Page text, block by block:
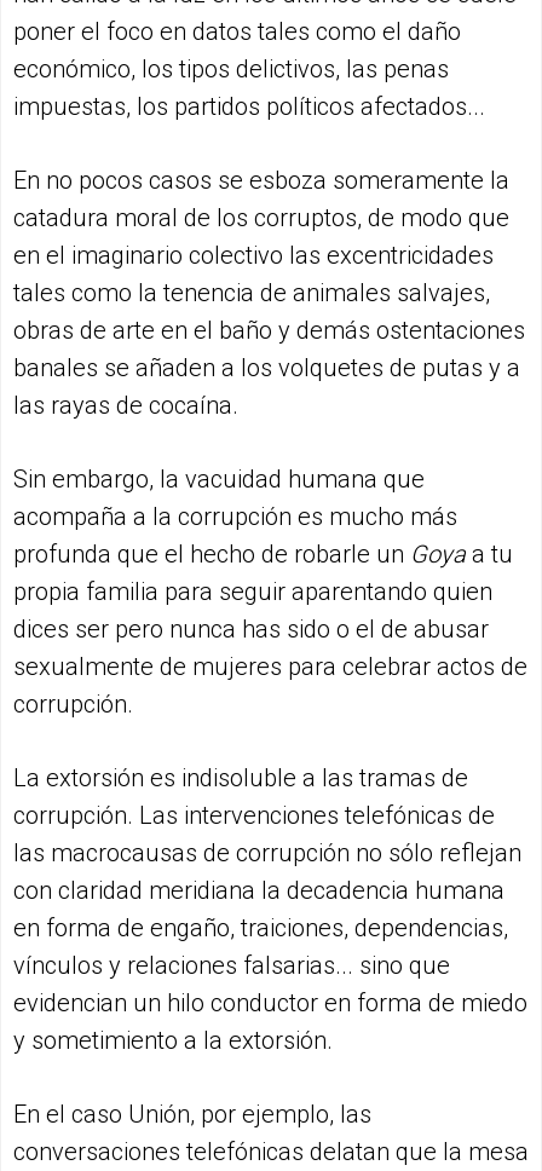
poner el foco en datos tales como el daño
económico, los tipos delictivos, las penas
impuestas, los partidos políticos afectados...
En no pocos casos se esboza someramente la
catadura moral de los corruptos, de modo que
en el imaginario colectivo las excentricidades
tales como la tenencia de animales salvajes,
obras de arte en el baño y demás ostentaciones
banales se añaden a los volquetes de putas y a
las rayas de cocaína.
Sin embargo, la vacuidad humana que
acompaña a la corrupción es mucho más
profunda que el hecho de robarle un Goya a tu
propia familia para seguir aparentando quien
dices ser pero nunca has sido o el de abusar
sexualmente de mujeres para celebrar actos de
corrupción.
La extorsión es indisoluble a las tramas de
corrupción. Las intervenciones telefónicas de
las macrocausas de corrupción no sólo reflejan
con claridad meridiana la decadencia humana
en forma de engaño, traiciones, dependencias,
vínculos y relaciones falsarias... sino que
evidencian un hilo conductor en forma de miedo
y sometimiento a la extorsión.
En el caso Unión, por ejemplo, las
conversaciones telefónicas delatan que la mesa